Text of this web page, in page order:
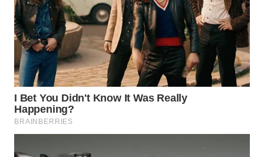
SEMARANG
WN
SOLO
WN
BOROBUDUR
WN
MADURA